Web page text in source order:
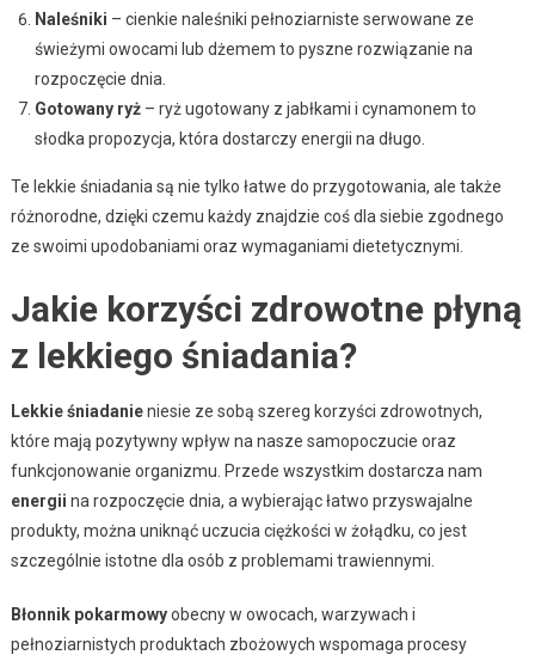
Naleśniki – cienkie naleśniki pełnoziarniste serwowane ze
świeżymi owocami lub dżemem to pyszne rozwiązanie na
rozpoczęcie dnia.
Gotowany ryż– ryż ugotowany z jabłkami i cynamonem to
słodka propozycja, która dostarczy energii na długo.
Te lekkie śniadania są nie tylko łatwe do przygotowania, ale także
różnorodne, dzięki czemu każdy znajdzie coś dla siebie zgodnego
ze swoimi upodobaniami oraz wymaganiami dietetycznymi.
Jakie korzyści zdrowotne płyną
z lekkiego śniadania?
Lekkie śniadanieniesie ze sobą szereg korzyści zdrowotnych,
które mają pozytywny wpływ na nasze samopoczucie oraz
funkcjonowanie organizmu. Przede wszystkim dostarcza nam
energii na rozpoczęcie dnia, a wybierając łatwo przyswajalne
produkty, można uniknąć uczucia ciężkości w żołądku, co jest
szczególnie istotne dla osób z problemami trawiennymi.
Błonnik pokarmowyobecny w owocach, warzywach i
pełnoziarnistych produktach zbożowych wspomaga procesy